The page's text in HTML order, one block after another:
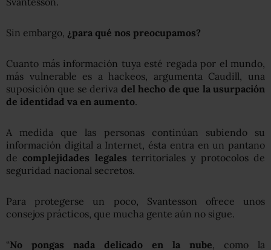
Sin embargo, ¿para qué nos preocupamos?
Cuanto más información tuya esté regada por el mundo,
más vulnerable es a hackeos, argumenta Caudill, una
suposición que se deriva del hecho de que la usurpación
de identidad va en aumento.
A medida que las personas continúan subiendo su
información digital a Internet, ésta entra en un pantano
decomplejidades legales territoriales y protocolos de
seguridad nacional secretos.
Para protegerse un poco, Svantesson ofrece unos
consejos prácticos, que mucha gente aún no sigue.
“No pongas nada delicado en la nube , como la